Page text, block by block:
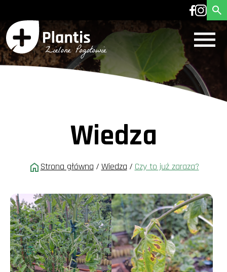
Wiedza
Strona główna / Wiedza / Czy to już zaraza?